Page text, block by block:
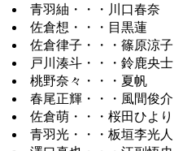
青羽紬・・・川口春奈
佐倉想・・・目黒蓮
佐倉律子・・・篠原涼子
戸川湊斗・・・鈴鹿央士
桃野奈々・・・夏帆
春尾正輝・・・風間俊介
佐倉萌・・・桜田ひより
青羽光・・・板垣李光人